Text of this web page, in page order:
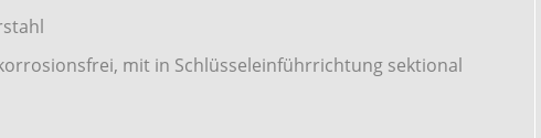
mit in Schlüsseleinführrichtung sektional